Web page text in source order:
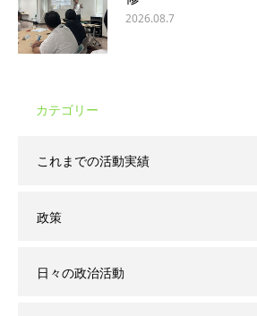
2026.08.7
カテゴリー
これまでの活動実績
政策
日々の政治活動